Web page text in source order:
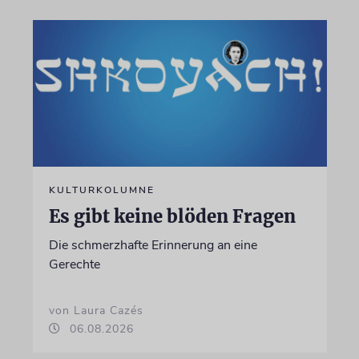
KULTURKOLUMNE
Es gibt keine blöden Fragen
Die schmerzhafte Erinnerung an eine
Gerechte
von Laura Cazés
06.08.2026